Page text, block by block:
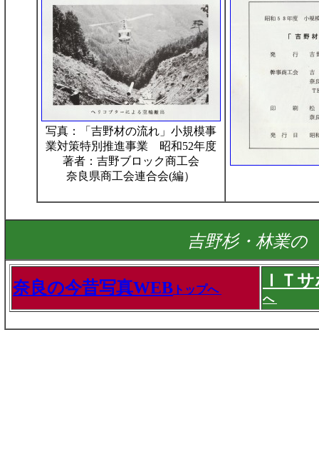
写真：「吉野材の流れ」小規模事
業対策特別推進事業 昭和52年度
著者：吉野ブロック商工会
奈良県商工会連合会(編）
吉野杉・林業の
奈良の今昔写真WEB トップへ ＩＴ
へ